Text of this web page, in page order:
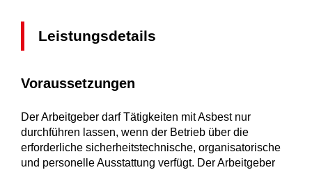
Leistungsdetails
Voraussetzungen
Der Arbeitgeber darf Tätigkeiten mit Asbest nur
durchführen lassen, wenn der Betrieb über die
erforderliche sicherheitstechnische, organisatorische
und personelle Ausstattung verfügt. Der Arbeitgeber